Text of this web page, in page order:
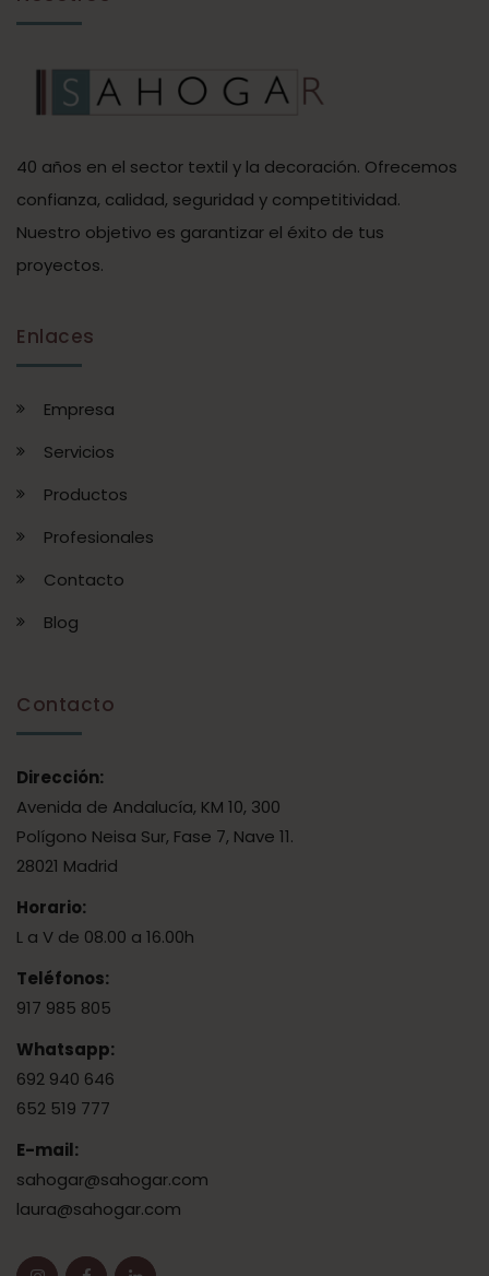
40 años en el sector textil y la decoración. Ofrecemos
confianza, calidad, seguridad y competitividad.
Nuestro objetivo es garantizar el éxito de tus
proyectos.
Enlaces
Empresa
Servicios
Productos
Profesionales
Contacto
Blog
Contacto
Dirección:
Avenida de Andalucía, KM 10, 300
Polígono Neisa Sur, Fase 7, Nave 11.
28021 Madrid
Horario:
L a V de 08.00 a 16.00h
Teléfonos:
917 985 805
Whatsapp:
692 940 646
652 519 777
E-mail:
sahogar@sahogar.com
laura@sahogar.com